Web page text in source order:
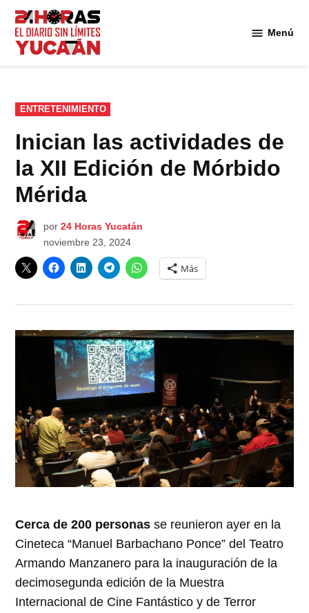
Saltar
contenido
Menú
PUBLICADO
EN
ENTRETENIMIENTO
Inician las actividades de
la XII Edición de Mórbido
Mérida
por 24 Horas Yucatán
noviembre 23, 2024
Más
Cerca de 200 personas se reunieron ayer en la
Cineteca “Manuel Barbachano Ponce” del Teatro
Armando Manzanero para la inauguración de la
decimosegunda edición de la Muestra
Internacional de Cine Fantástico y de Terror